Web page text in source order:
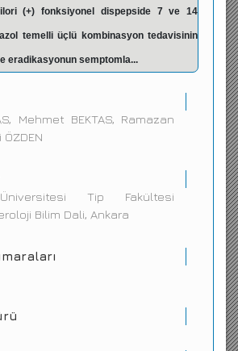
(+) fonksiyonel dispepside 7 ve 14
temelli üçlü kombinasyon tedavisinin
eradikasyonun semptomla...
Mehmet BEKTAS, Ramazan
ÖZDEN
Tip Fakültesi
Bilim Dali, Ankara